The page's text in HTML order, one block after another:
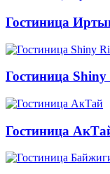
Гостиница
Гостиница
Гостиница